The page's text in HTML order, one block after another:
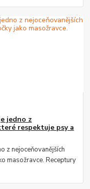
jedno z
respektuje psy a
z nejoceňovanějších
masožravce. Receptury